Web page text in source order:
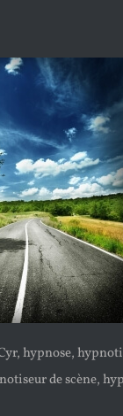
hypnose,
de scène,